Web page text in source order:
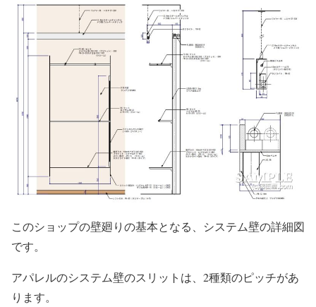
このショップの壁廻りの基本となる、システム壁の詳細図
です。
アパレルのシステム壁のスリットは、2種類のピッチがあ
ります。